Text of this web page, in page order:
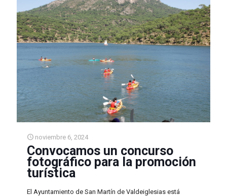
noviembre 6, 2024
Convocamos un concurso
fotográfico para la promoción
turística
El Ayuntamiento de San Martín de Valdeiglesias está